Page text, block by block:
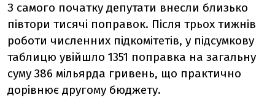
З самого початку депутати внесли близько
півтори тисячі поправок. Після трьох тижнів
роботи численних підкомітетів, у підсумкову
таблицю увійшло 1351 поправка на загальну
суму 386 мільярда гривень, що практично
дорівнює другому бюджету.